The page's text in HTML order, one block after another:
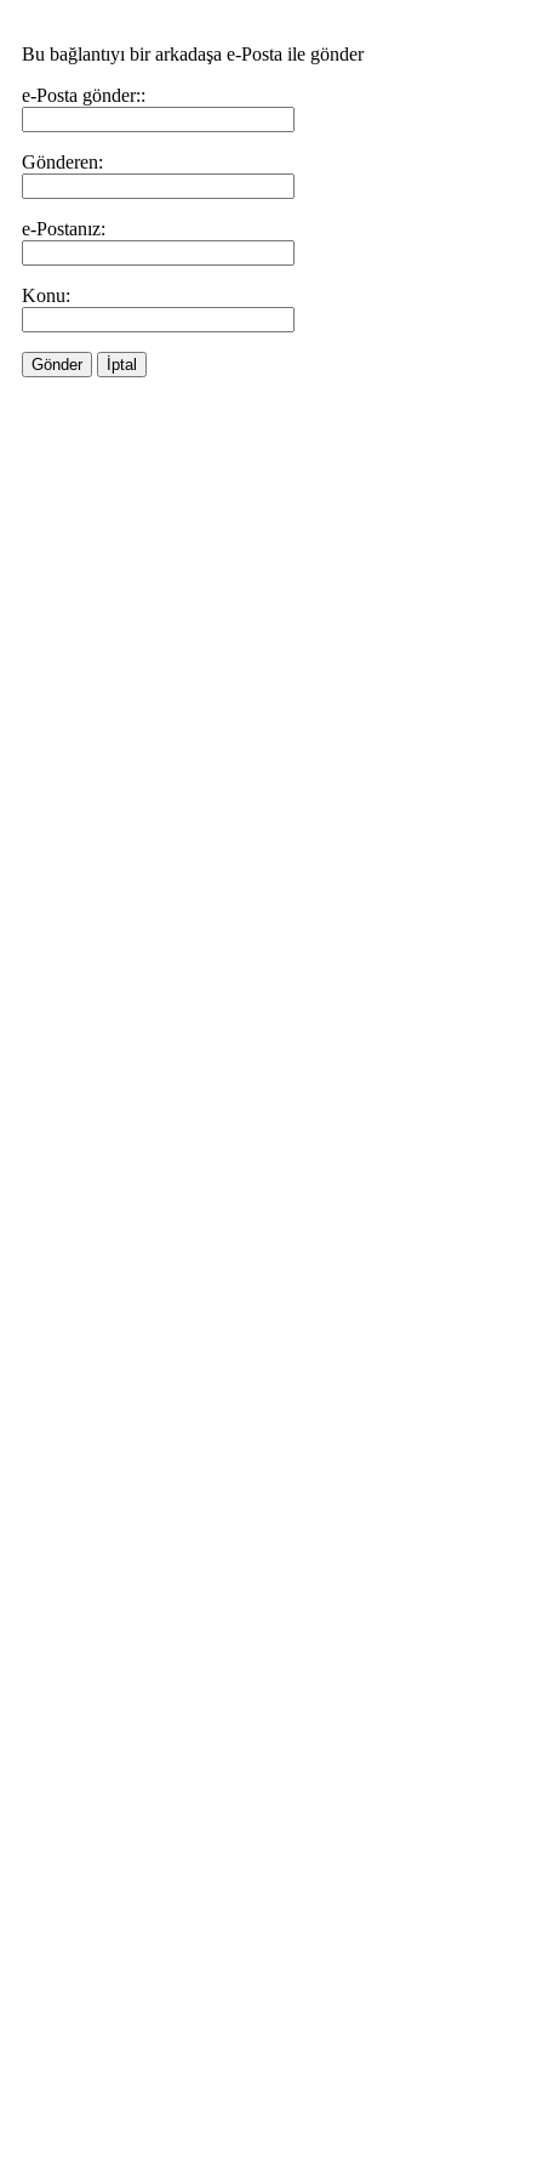
Bu bağlantıyı bir arkadaşa e-Posta ile gönder
e-Posta gönder::
Gönderen:
e-Postanız:
Konu:
Gönder İptal